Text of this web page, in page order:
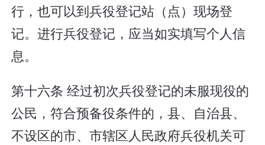
行，也可以到兵役登记站（点）现场登
记。进行兵役登记，应当如实填写个人信
息。
第十六条 经过初次兵役登记的未服现役的
公民，符合预备役条件的，县、自治县、
不设区的市、市辖区人民政府兵役机关可